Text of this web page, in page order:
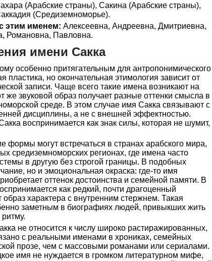
(Арабские страны), Сакина (Арабские страны),
(Средиземноморье).
этим именем: Алексеевна, Андреевна, Дмитриевна,
Романовна, Павловна.
имени Сакка
особенно притягательным для антропонимического
пластика, но окончательная этимология зависит от
записи. Чаще всего такие имена возникают на
же звуковой образ получает разные оттенки смысла в
среде. В этом случае имя Сакка связывают с
дисциплины, а не с внешней эффектностью.
воспринимается как знак силы, которая не шумит,
формы могут встречаться в странах арабского мира,
средиземноморских регионах, где имена часто
в другую без строгой границы. В подобных
но и эмоциональная окраска: где-то имя
оттенок достоинства и семейной памяти. В
как редкий, почти драгоценный
характера с внутренним стержнем. Такая
заметным в биографиях людей, привыкших жить
не относится к числу широко растиражированных,
с реальными именами в хрониках, семейных
прозе, чем с массовыми романами или сериалами.
имя не нуждается в громком литературном мифе,